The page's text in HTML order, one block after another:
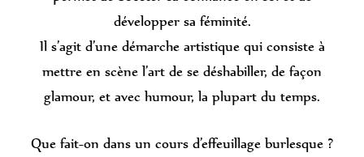
développer sa féminité.
Il s’agit d’une démarche artistique qui consiste à
mettre en scène l’art de se déshabiller, de façon
glamour, et avec humour, la plupart du temps.
Que fait-on dans un cours d’effeuillage burlesque ?